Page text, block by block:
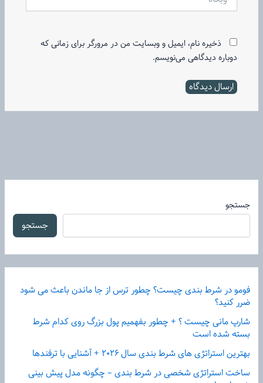
ذخیره نام، ایمیل و وبسایت من در مرورگر برای زمانی که
دوباره دیدگاهی می‌نویسم.
جستجو
جستجو
فومو در شرط بندی چیست؟ چطور ترس از جا ماندن باعث می شود
ضرر کنید؟
شارپ مانی چیست ؟ + چطور بفهمیم پول بزرگ روی کدام شرط
بسته شده است
بهترین استراتژی های شرط بندی سال ۲۰۲۶ + آشنایی با ترفندها
ساخت استراتژی شخصی در شرط بندی – چگونه مدل پیش بینی